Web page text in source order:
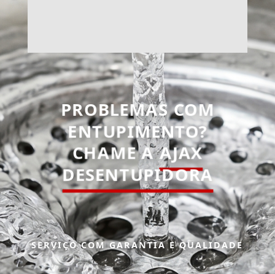
PROBLEMAS COM
ENTUPIMENTO?
CHAME AAJAX
DESENTUPIDORA
SERVIÇO COM GARANTIA E QUALIDADE